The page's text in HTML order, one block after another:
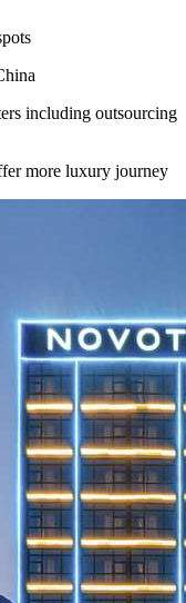
including outsourcing
more luxury journey